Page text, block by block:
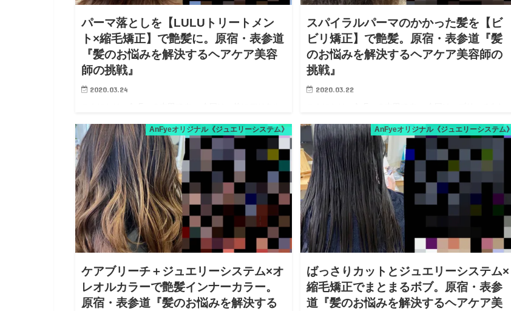
パーマ落としを【LULUトリートメン
ト×縮毛矯正】で艶髪に。原宿・表参道
『髪のお悩みを解決するヘアケア美容
師の挑戦』
2020.03.24
パーマを落としたいとAnFyeにご来店頂きました。 パー
マって種類がいくつかありまして、大きく分けると【パ
ーマ】【…
スパイラルパーマのかかった髪を【ビ
ビリ矯正】で艶髪。原宿・表参道『髪
のお悩みを解決するヘアケア美容師の
挑戦』
2020.03.22
アに戻します。 １週間前にスパイラルパーマをかけた時
は可愛かったんだけど、自分でいざスタイリングしたら
出来なくてス…
AnFyeオリジナル《ジュエリーシステム》
ケアブリーチ＋ジュエリーシステム×オ
レオルカラーで艶髪インナーカラー。
原宿・表参道『髪のお悩みを解決する
AnFyeオリジナル《ジュエリーシステム》
ばっさりカットとジュエリーシステム×
縮毛矯正でまとまるボブ。原宿・表参
道『髪のお悩みを解決するヘアケア美